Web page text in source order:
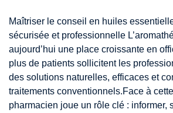
Maîtriser le conseil en huiles
sécurisée et professionnelle
aujourd’hui une place croissante en
plus de patients sollicitent les
des solutions naturelles, efficaces et
traitements conventionnels.Face à
pharmacien joue un rôle clé : informer,